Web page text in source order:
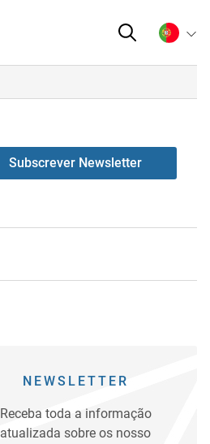
Subscrever Newsletter
NEWSLETTER
Receba toda a informação
atualizada sobre os nosso